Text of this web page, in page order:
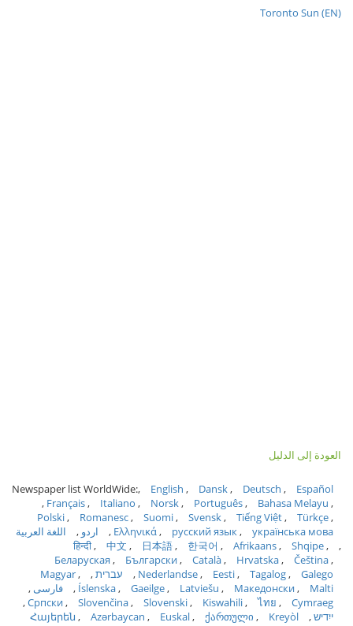
Toronto Sun (EN)
العودة إلى الدليل
Newspaper list WorldWide: English Dansk Deutsch
Español
Français
Italiano Norsk Português
Bahasa Melayu
Polski
Romanesc Suomi Svensk Tiếng Việt
Türkçe
Ελληνικά
русский язык українська мова اردو
اللغة العربية
हिन्दी
中文 日本語 한국어 Afrikaans
Shqipe
Беларуская
Български Català Hrvatska
Čeština
Nederlandse
Eesti Tagalog Galego עברית
Magyar
Íslenska
Gaeilge Latviešu Македонски Malti
فارسی
Српски
Slovenčina Slovenski Kiswahili ไทย
Cymraeg
ייִדיש
Հայերեն Azərbaycan Euskal ქართული
Kreyòl